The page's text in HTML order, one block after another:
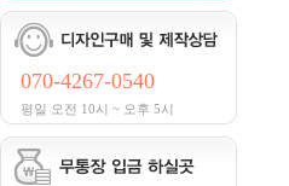
070-4267-0540
평일 오전 10시 ~ 오후 5시